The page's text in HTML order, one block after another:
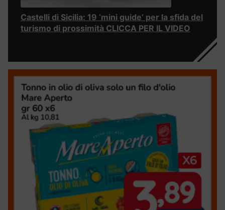
Castelli di Sicilia: 19 ‘mini guide’ per la sfida del
turismo di prossimità CLICCA PER IL VIDEO